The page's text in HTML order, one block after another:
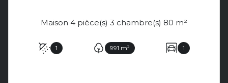
Maison 4 pièce(s) 3 chambre(s) 80 m²
1 991 m² 1